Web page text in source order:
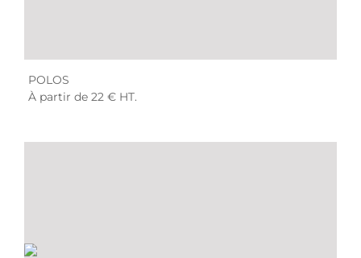
POLOS
À partir de 22 € HT.